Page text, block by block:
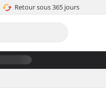
Retour sous 365 jours